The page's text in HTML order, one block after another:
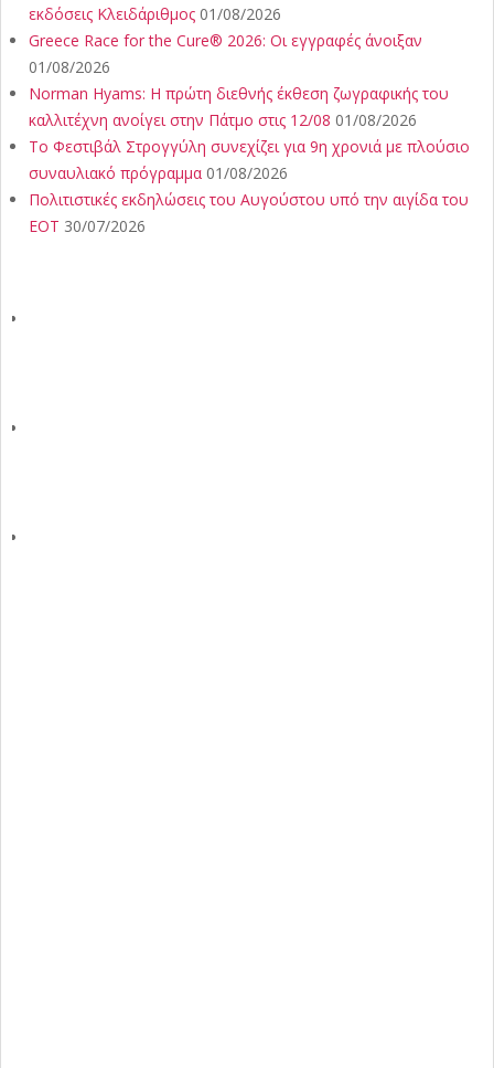
εκδόσεις Κλειδάριθμος 01/08/2026
Greece Race for the Cure® 2026: Οι εγγραφές άνοιξαν
01/08/2026
Norman Hyams: Η πρώτη διεθνής έκθεση ζωγραφικής του
καλλιτέχνη ανοίγει στην Πάτμο στις 12/08 01/08/2026
Το Φεστιβάλ Στρογγύλη συνεχίζει για 9η χρονιά με πλούσιο
συναυλιακό πρόγραμμα 01/08/2026
Πολιτιστικές εκδηλώσεις του Αυγούστου υπό την αιγίδα του
ΕΟΤ 30/07/2026